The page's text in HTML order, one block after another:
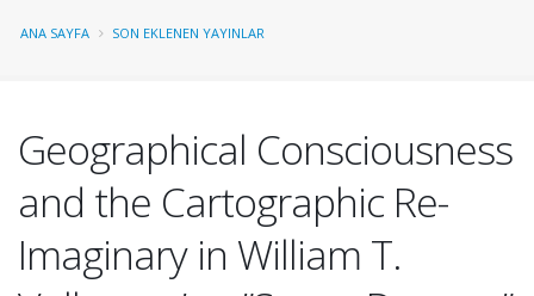
ANA SAYFA SON EKLENEN YAYINLAR
Geographical Consciousness
and the Cartographic Re-
Imaginary in William T.